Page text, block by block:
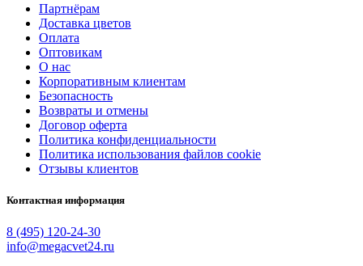
Партнёрам
Доставка цветов
Оплата
Оптовикам
О нас
Корпоративным клиентам
Безопасность
Возвраты и отмены
Договор оферта
Политика конфиденциальности
Политика использования файлов cookie
Отзывы клиентов
Контактная информация
8 (495) 120-24-30
info@megacvet24.ru